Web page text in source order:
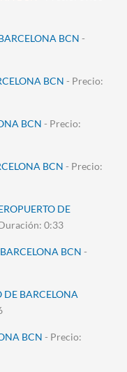
BCN -
BCN - Precio:
BCN - Precio:
BCN - Precio:
DE
0:33
BCN -
DE BARCELONA
BCN - Precio: